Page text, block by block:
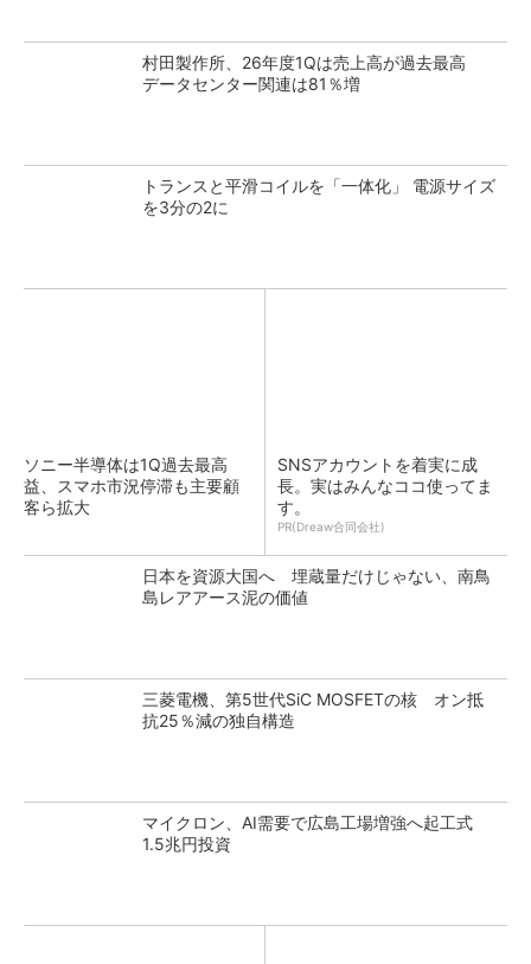
村田製作所、26年度1Qは売上高が過去最高
データセンター関連は81％増
トランスと平滑コイルを「一体化」 電源サイズ
を3分の2に
ソニー半導体は1Q過去最高
益、スマホ市況停滞も主要顧
客ら拡大
SNSアカウントを着実に成
長。実はみんなココ使ってま
す。
PR(Dreaw合同会社)
日本を資源大国へ 埋蔵量だけじゃない、南鳥
島レアアース泥の価値
三菱電機、第5世代SiC MOSFETの核 オン抵
抗25％減の独自構造
マイクロン、AI需要で広島工場増強へ起工式
1.5兆円投資